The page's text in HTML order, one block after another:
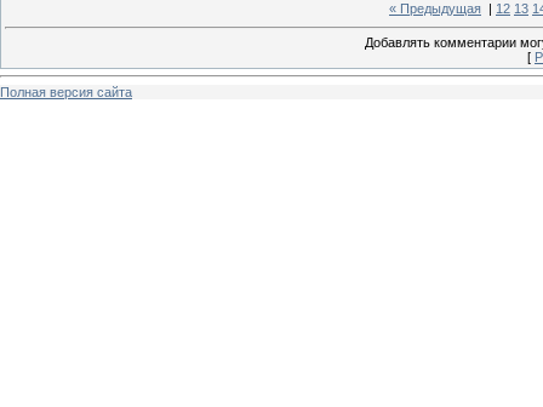
« Предыдущая 12 13
Добавлять комментарии
[
Полная версия сайта